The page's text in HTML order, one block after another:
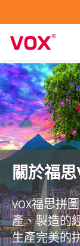
關於福
VOX福思拼
產、製造的
生產完美的